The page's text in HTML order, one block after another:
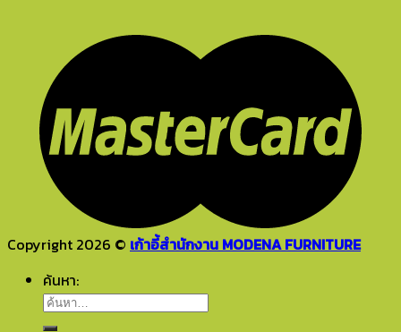
Copyright 2026 © เก้าอี้สำนักงาน MODENA FURNITURE
ค้นหา: